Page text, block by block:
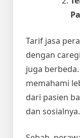
Tarif jasa
dengan
juga
memahami
dari pasien
dan sosialnya.